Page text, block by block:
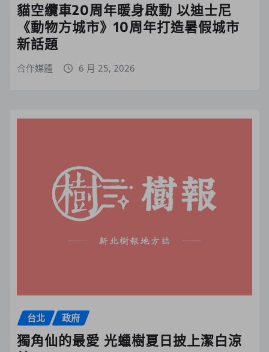
貓空纜車20周年暖身啟動 以迪士尼
《動物方城市》10周年打造暑假城市
新話題
合作媒體 6 月 25, 2026
台北 政府
獨角仙的最愛 光蠟樹夏日披上潔白涼